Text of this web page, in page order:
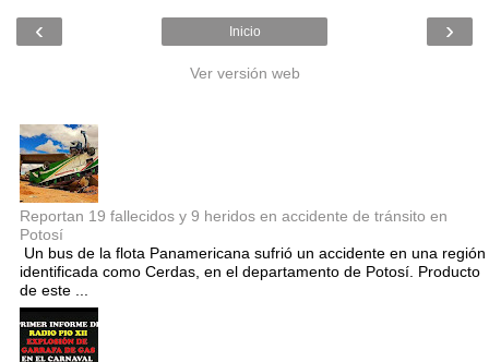
‹ ›
Inicio
Ver versión web
Reportan 19 fallecidos y 9 heridos en accidente de tránsito en
Potosí
Un bus de la flota Panamericana sufrió un accidente en una región
identificada como Cerdas, en el departamento de Potosí. Producto
de este ...